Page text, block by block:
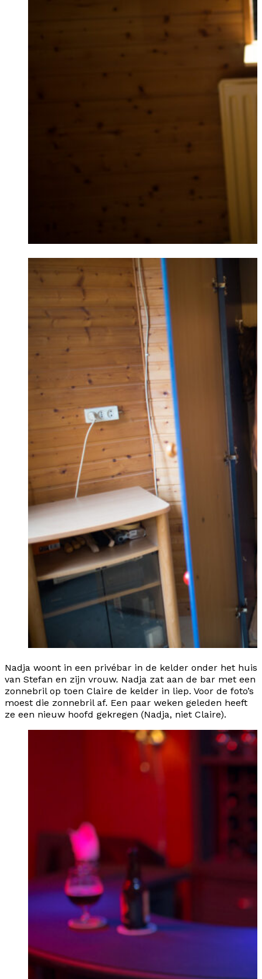
Nadja woont in een privébar in de kelder onder het huis
van Stefan en zijn vrouw. Nadja zat aan de bar met een
zonnebril op toen Claire de kelder in liep. Voor de foto’s
moest die zonnebril af. Een paar weken geleden heeft
ze een nieuw hoofd gekregen (Nadja, niet Claire).